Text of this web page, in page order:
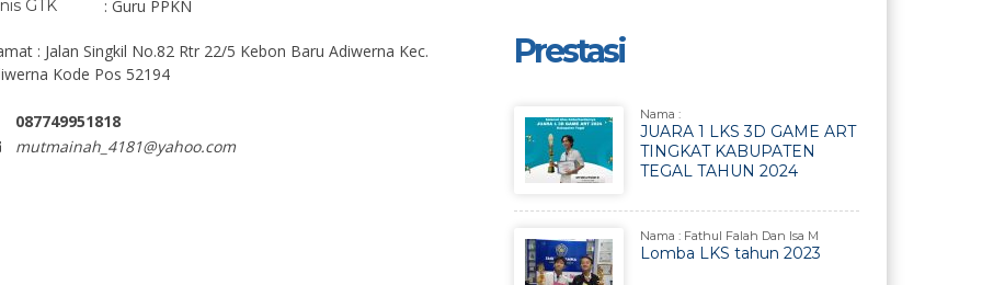
GTK : Guru PPKN
: Jalan Singkil No.82 Rtr 22/5 Kebon Baru Adiwerna Kec.
Kode Pos 52194
087749951818
mutmainah_4181@yahoo.com
Prestasi
Nama :
JUARA 1 LKS 3D GAME ART
TINGKAT KABUPATEN
TEGAL TAHUN 2024
Nama : Fathul Falah Dan Isa M
Lomba LKS tahun 2023